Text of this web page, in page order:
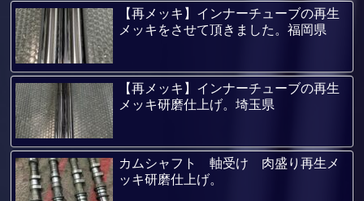
【再メッキ】インナーチューブの再生
メッキをさせて頂きました。福岡県
【再メッキ】インナーチューブの再生
メッキ研磨仕上げ。埼玉県
カムシャフト 軸受け 肉盛り再生メ
ッキ研磨仕上げ。